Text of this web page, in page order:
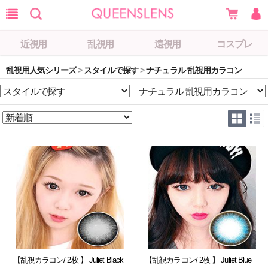
近視用 乱視用 遠視用 コスプレ
乱視用人気シリーズ> スタイルで探す>ナチュラル 乱視用カラコン
【乱視カラコン/ 2枚 】 Juliet Black
【乱視カラコン/ 2枚 】 Juliet Blue